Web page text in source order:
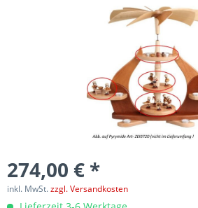
274,00 € *
inkl. MwSt.zzgl. Versandkosten